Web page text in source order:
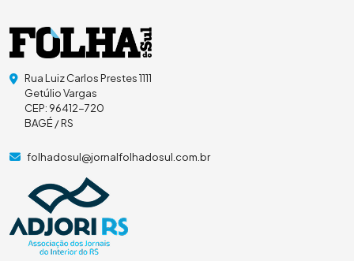
Rua Luiz Carlos Prestes 1111
Getúlio Vargas
CEP: 96412-720
BAGÉ / RS
folhadosul@jornalfolhadosul.com.br